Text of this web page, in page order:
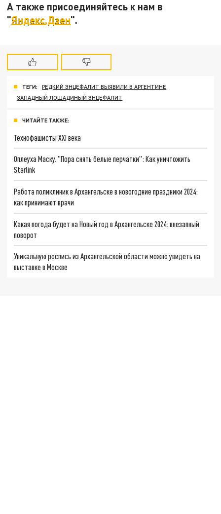
А также присоединяйтесь к нам в
"Яндекс.Дзен".
ТЕГИ:
РЕДКИЙ ЭНЦЕФАЛИТ ВЫЯВИЛИ В АРГЕНТИНЕ
ЗАПАДНЫЙ ЛОШАДИНЫЙ ЭНЦЕФАЛИТ
ЧИТАЙТЕ ТАКЖЕ:
Технофашисты XXI века
Оплеуха Маску. "Пора снять белые перчатки": Как уничтожить
Starlink
Работа поликлиник в Архангельске в новогодние праздники 2024:
как принимают врачи
Какая погода будет на Новый год в Архангельске 2024: внезапный
поворот
Уникальную роспись из Архангельской области можно увидеть на
выставке в Москве